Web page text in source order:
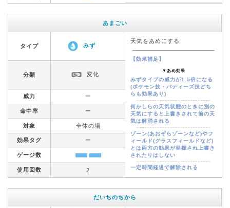
あまごい
タイプ みず
天気をあめにする
【効果補足】
▼あめ効果
みずタイプの威力が1.5倍になる
(ポケモン技・バディーズ技どち
らも効果あり)
何かしらの天気状態のときに別の
天気にすると上書きされて前の天
気は解消される
ゾーン(あおぞらゾーンなど)やフ
ィールド(グラスフィールドなど)
とは両方の効果が発揮され上書き
されたりはしない
一定時間経過で解除される
分類 変化
威力 ー
命中率 ー
対象 全体の場
効果タグ ー
ゲージ数
使用回数 2
だいちのちから